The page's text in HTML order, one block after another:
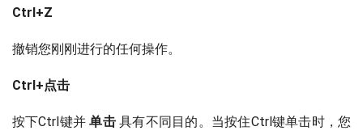
Ctrl+Z
撤销您刚刚进行的任何操作。
Ctrl+点击
按下Ctrl键并单击具有不同目的。当按住Ctrl键单击时，您